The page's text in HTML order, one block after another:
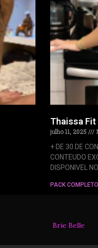
Thaissa Fit
julho 11, 2025
+ DE 30 DE
CONTEUDO
DISPONIVEL
PACK COMPLETO
Brie Belle